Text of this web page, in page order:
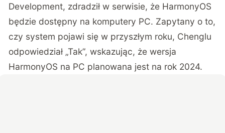
Development, zdradził w serwisie, że HarmonyOS
będzie dostępny na komputery PC. Zapytany o to,
czy system pojawi się w przyszłym roku, Chenglu
odpowiedział „Tak”, wskazując, że wersja
HarmonyOS na PC planowana jest na rok 2024.